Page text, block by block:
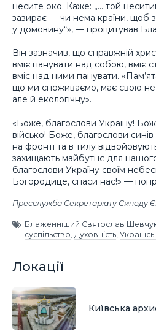
несите око. Каже: „… той
зазирає — чи нема країни, щоб
у домовину“», — процитував
Він зазначив, що справжній
вміє панувати над собою, вміє
вміє над ними панувати.
що ми споживаємо, має свою не
але й екологічну».
«Боже, благослови Україну!
військо! Боже, благослови синів
на фронті та в тилу
захищають майбутнє для
благослови Україну своїм
Богородице, спаси нас!» —
Пресслужба Секретаріату Синоду
Блаженніший Святослав
суспільство, Духовність,
Локації
Київська